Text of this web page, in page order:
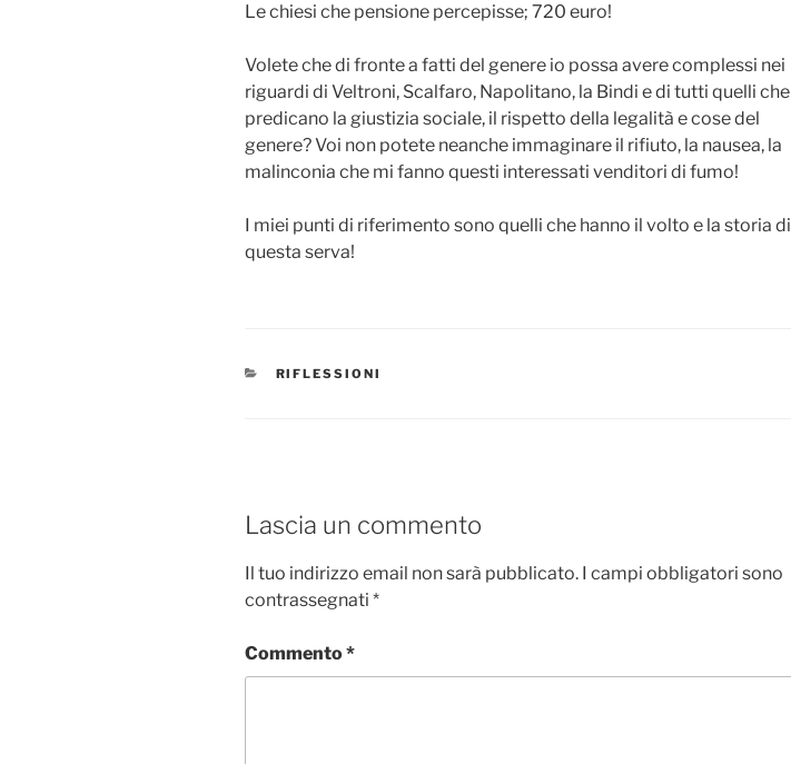
Le chiesi che pensione percepisse; 720 euro!
Volete che di fronte a fatti del genere io possa avere complessi nei
riguardi di Veltroni, Scalfaro, Napolitano, la Bindi e di tutti quelli che
predicano la giustizia sociale, il rispetto della legalità e cose del
genere? Voi non potete neanche immaginare il rifiuto, la nausea, la
malinconia che mi fanno questi interessati venditori di fumo!
I miei punti di riferimento sono quelli che hanno il volto e la storia di
questa serva!
CATEGORIE
RIFLESSIONI
Lascia un commento
Il tuo indirizzo email non sarà pubblicato. I campi obbligatori sono
contrassegnati *
Commento*